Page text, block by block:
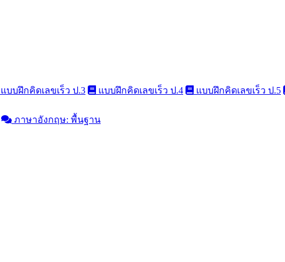
แบบฝึกคิดเลขเร็ว ป.3 แบบฝึกคิดเลขเร็ว ป.4 แบบฝึกคิดเลขเร็ว ป.5
ภาษาอังกฤษ: พื้นฐาน